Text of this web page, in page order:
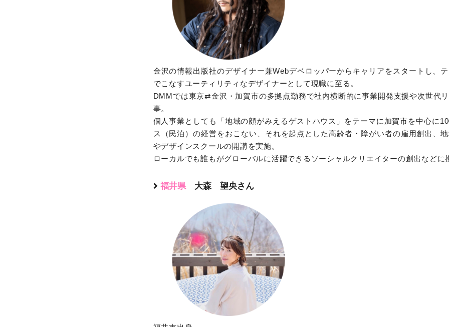
金沢の情報出版社のデザイナー兼Webデベロッパーからキャリアをスタートし、
でこなすユーティリティなデザイナーとして現職に至る。
DMMでは東京⇄金沢・加賀市の多拠点勤務で社内横断的に事業開発支援や次世代
事。
個人事業としても「地域の顔がみえるゲストハウス」をテーマに加賀市を中心に
ス（民泊）の経営をおこない、それを起点とした高齢者・障がい者の雇用創出、
やデザインスクールの開講を実施。
ローカルでも誰もがグローバルに活躍できるソーシャルクリエイターの創出などに
福井県 大森 望央さん